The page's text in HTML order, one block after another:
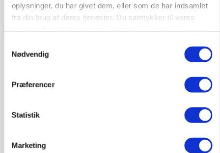
oplysninger, du har givet dem, eller som de har indsamlet
fra din brug af deres tjenester. Du samtykker til vores
Nødvendig
Præferencer
Statistik
Marketing
Forserie til selvkørende skårlægger afprøves i år